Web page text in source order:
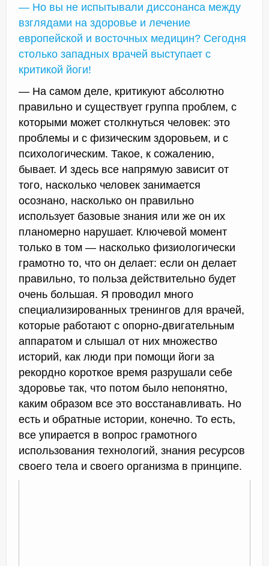
— Но вы не испытывали диссонанса между
взглядами на здоровье и лечение
европейской и восточных медицин? Сегодня
столько западных врачей выступает с
критикой йоги!
— На самом деле, критикуют абсолютно
правильно и существует группа проблем, с
которыми может столкнуться человек: это
проблемы и с физическим здоровьем, и с
психологическим. Такое, к сожалению,
бывает. И здесь все напрямую зависит от
того, насколько человек занимается
осознано, насколько он правильно
использует базовые знания или же он их
планомерно нарушает. Ключевой момент
только в том — насколько физиологически
грамотно то, что он делает: если он делает
правильно, то польза действительно будет
очень большая. Я проводил много
специализированных тренингов для врачей,
которые работают с опорно-двигательным
аппаратом и слышал от них множество
историй, как люди при помощи йоги за
рекордно короткое время разрушали себе
здоровье так, что потом было непонятно,
каким образом все это восстанавливать. Но
есть и обратные истории, конечно. То есть,
все упирается в вопрос грамотного
использования технологий, знания ресурсов
своего тела и своего организма в принципе.